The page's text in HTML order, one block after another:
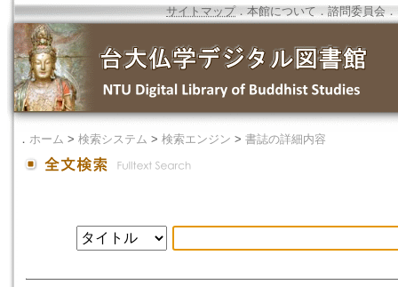
サイトマップ．本館について ． 諮問委員会 ．
． ホーム > 検索システム > 検索エンジン > 書誌の詳細内容